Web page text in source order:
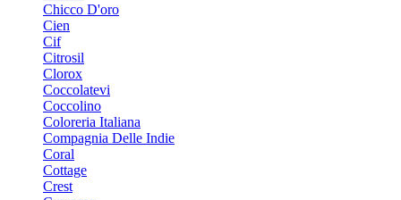
Chicco D'oro
Cien
Cif
Citrosil
Clorox
Coccolatevi
Coccolino
Coloreria Italiana
Compagnia Delle Indie
Coral
Cottage
Crest